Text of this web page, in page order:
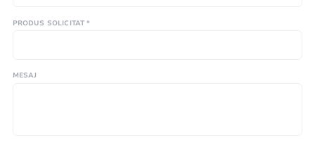
PRODUS SOLICITAT *
MESAJ